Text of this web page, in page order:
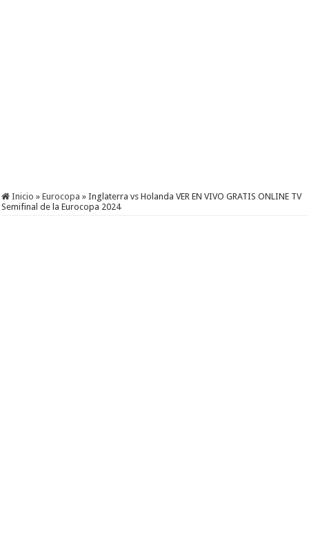
Inicio » Eurocopa » Inglaterra vs Holanda VER EN VIVO GRATIS ONLINE TV
Semifinal de la Eurocopa 2024